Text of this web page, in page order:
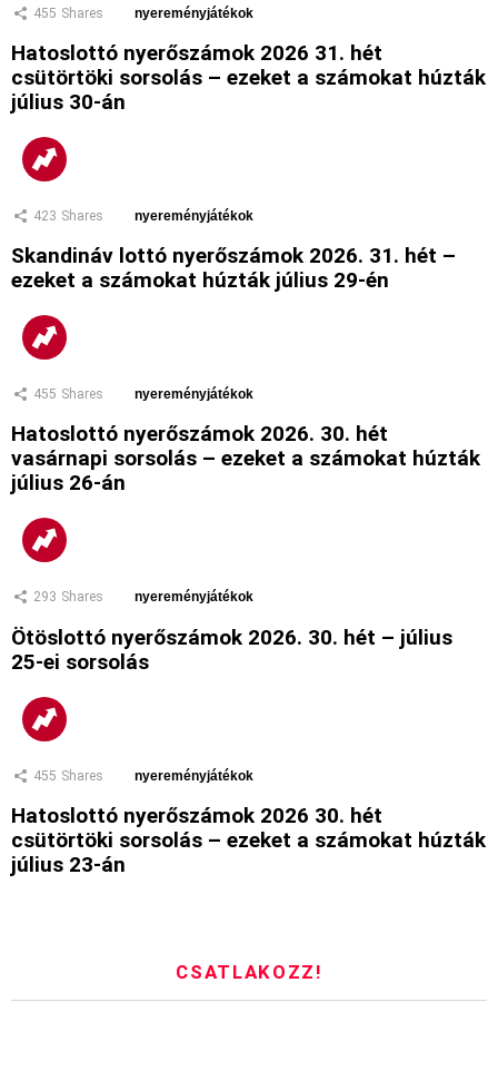
455 Shares nyereményjátékok
Hatoslottó nyerőszámok 2026 31. hét
csütörtöki sorsolás – ezeket a számokat húzták
július 30-án
423 Shares nyereményjátékok
Skandináv lottó nyerőszámok 2026. 31. hét –
ezeket a számokat húzták július 29-én
455 Shares nyereményjátékok
Hatoslottó nyerőszámok 2026. 30. hét
vasárnapi sorsolás – ezeket a számokat húzták
július 26-án
293 Shares nyereményjátékok
Ötöslottó nyerőszámok 2026. 30. hét – július
25-ei sorsolás
455 Shares nyereményjátékok
Hatoslottó nyerőszámok 2026 30. hét
csütörtöki sorsolás – ezeket a számokat húzták
július 23-án
CSATLAKOZZ!